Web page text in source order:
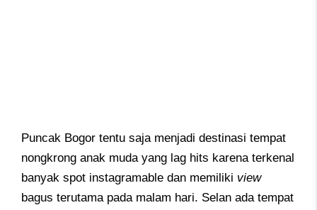
Puncak Bogor tentu saja menjadi destinasi tempat
nongkrong anak muda yang lag hits karena terkenal
banyak spot instagramable dan memiliki view
bagus terutama pada malam hari. Selan ada tempat